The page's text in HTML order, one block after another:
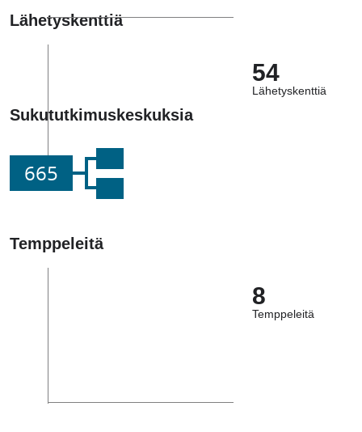
Lähetyskenttiä
54
Lähetyskenttiä
Sukututkimuskeskuksia
665
Temppeleitä
8
Temppeleitä